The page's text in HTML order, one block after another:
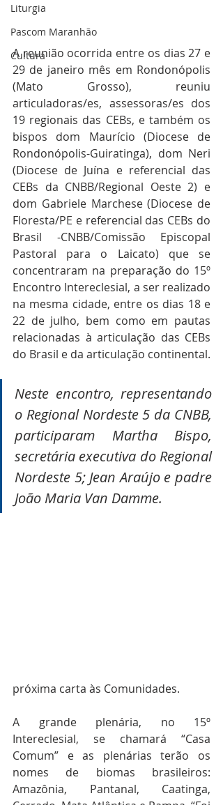
Liturgia
Pascom Maranhão
Cultura
A reunião ocorrida entre os dias 27 e
29 de janeiro mês em Rondonópolis
(Mato Grosso), reuniu
articuladoras/es, assessoras/es dos
19 regionais das CEBs, e também os
bispos dom Maurício (Diocese de
Rondonópolis-Guiratinga), dom Neri
(Diocese de Juína e referencial das
CEBs da CNBB/Regional Oeste 2) e
dom Gabriele Marchese (Diocese de
Floresta/PE e referencial das CEBs do
Brasil -CNBB/Comissão Episcopal
Pastoral para o Laicato) que se
concentraram na preparação do 15º
Encontro Intereclesial, a ser realizado
na mesma cidade, entre os dias 18 e
22 de julho, bem como em pautas
relacionadas à articulação das CEBs
do Brasil e da articulação continental.
Neste encontro, representando
o Regional Nordeste 5 da CNBB,
participaram Martha Bispo,
secretária executiva do Regional
Nordeste 5; Jean Araújo e padre
João Maria Van Damme.
próxima carta às Comunidades.
A grande plenária, no 15º
Intereclesial, se chamará “Casa
Comum” e as plenárias terão os
nomes de biomas brasileiros:
Amazônia, Pantanal, Caatinga,